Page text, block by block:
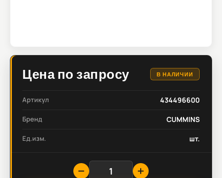
Цена по запросу В НАЛИЧИИ
Артикул 434496600
Бренд CUMMINS
Ед.изм. шт.